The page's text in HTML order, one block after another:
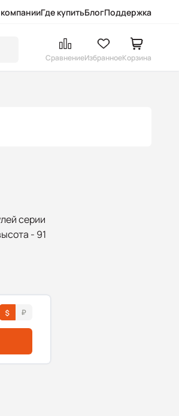
Где купитьБлогПоддержка
СравнениеИзбранноеКорзина
серии
- 91